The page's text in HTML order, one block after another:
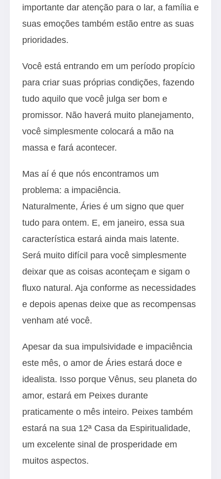
importante dar atenção para o lar, a família e
suas emoções também estão entre as suas
prioridades.
Você está entrando em um período propício
para criar suas próprias condições, fazendo
tudo aquilo que você julga ser bom e
promissor. Não haverá muito planejamento,
você simplesmente colocará a mão na
massa e fará acontecer.
Mas aí é que nós encontramos um
problema: a impaciência.
Naturalmente, Áries é um signo que quer
tudo para ontem. E, em janeiro, essa sua
característica estará ainda mais latente.
Será muito difícil para você simplesmente
deixar que as coisas aconteçam e sigam o
fluxo natural. Aja conforme as necessidades
e depois apenas deixe que as recompensas
venham até você.
Apesar da sua impulsividade e impaciência
este mês, o amor de Áries estará doce e
idealista. Isso porque Vênus, seu planeta do
amor, estará em Peixes durante
praticamente o mês inteiro. Peixes também
estará na sua 12ª Casa da Espiritualidade,
um excelente sinal de prosperidade em
muitos aspectos.